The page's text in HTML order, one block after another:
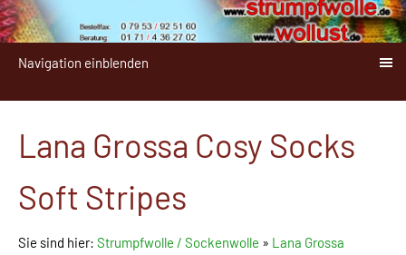
Navigation einblenden
Lana Grossa Cosy Socks
Soft Stripes
Sie sind hier: Strumpfwolle / Sockenwolle » Lana Grossa